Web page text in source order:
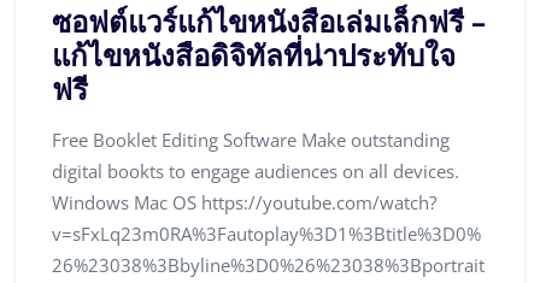
ซอฟต์แวร์แก้ไขหนังสือเล่มเล็กฟรี –
แก้ไขหนังสือดิจิทัลที่น่าประทับใจ
ฟรี
Free Booklet Editing Software Make outstanding
digital bookts to engage audiences on all devices.
Windows Mac OS https://youtube.com/watch?
v=sFxLq23m0RA%3Fautoplay%3D1%3Btitle%3D0%
26%23038%3Bbyline%3D0%26%23038%3Bportrait